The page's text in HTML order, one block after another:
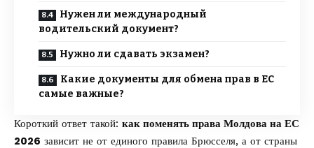
Нужен ли международный
водительский документ?
Нужно ли сдавать экзамен?
Какие документы для обмена прав в ЕС
самые важные?
Короткий ответ такой: как поменять права Молдова на ЕС
2026 зависит не от единого правила Брюсселя, а от страны